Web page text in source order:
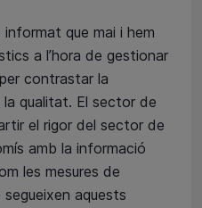
que mai i hem
a l’hora de gestionar
contrastar la
qualitat. El sector de
el rigor del sector de
amb la informació
les mesures de
aquests